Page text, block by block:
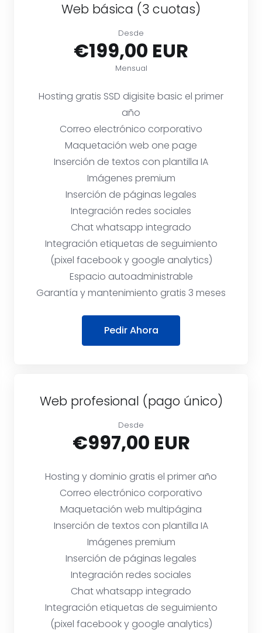
Web básica (3 cuotas)
Desde
€199,00 EUR
Mensual
Hosting gratis SSD digisite basic el primer
año
Correo electrónico corporativo
Maquetación web one page
Inserción de textos con plantilla IA
Imágenes premium
Inserción de páginas legales
Integración redes sociales
Chat whatsapp integrado
Integración etiquetas de seguimiento
(pixel facebook y google analytics)
Espacio autoadministrable
Garantía y mantenimiento gratis 3 meses
Pedir Ahora
Web profesional (pago único)
Desde
€997,00 EUR
Hosting y dominio gratis el primer año
Correo electrónico corporativo
Maquetación web multipágina
Inserción de textos con plantilla IA
Imágenes premium
Inserción de páginas legales
Integración redes sociales
Chat whatsapp integrado
Integración etiquetas de seguimiento
(pixel facebook y google analytics)